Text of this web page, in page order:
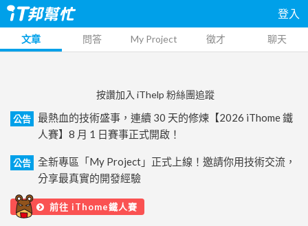
登入
文章 問答 My Project 徵才 聊天
按讚加入 iThelp 粉絲團追蹤
公告
最熱血的技術盛事，連續 30 天的修煉【2026 iThome 鐵
人賽】8 月 1 日賽事正式開啟！
公告
全新專區「My Project」正式上線！邀請你用技術交流，
分享最真實的開發經驗
前往 iThome鐵人賽